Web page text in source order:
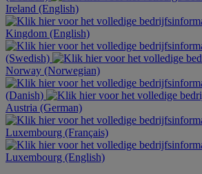
Ireland (English)
Kingdom (English)
(Swedish)
Norway (Norwegian)
(Danish)
Austria (German)
Luxembourg (Français)
Luxembourg (English)